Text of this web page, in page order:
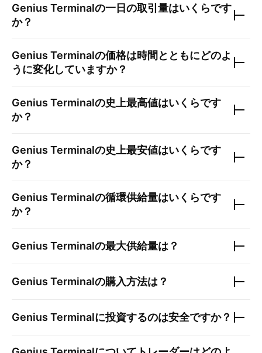
Genius Terminalの一日の取引量はいくらです
か？
Genius Terminalの価格は時間とともにどのよ
うに変化していますか？
Genius Terminalの史上最高値はいくらです
か？
Genius Terminalの史上最安値はいくらです
か？
Genius Terminalの循環供給量はいくらです
か？
Genius Terminalの最大供給量は？
Genius Terminalの購入方法は？
Genius Terminalに投資するのは安全ですか？